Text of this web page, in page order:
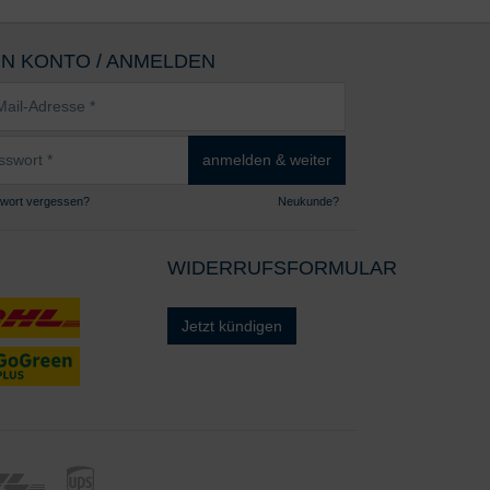
KONTO / ANMELDEN
anmelden & weiter
vergessen? Neukunde?
WIDERRUFSFORMULAR
Jetzt kündigen